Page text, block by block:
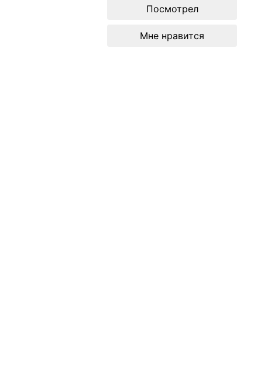
Посмотрел
Мне нравится